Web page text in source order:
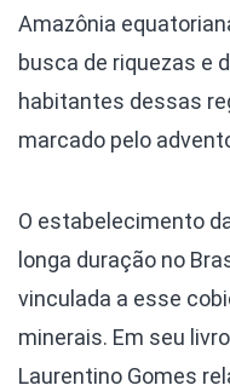
Amazônia
busca de riquezas e
habitantes dessas
marcado pelo
O estabelecimento
longa duração no
vinculada a esse
minerais. Em seu livro
Laurentino Gomes